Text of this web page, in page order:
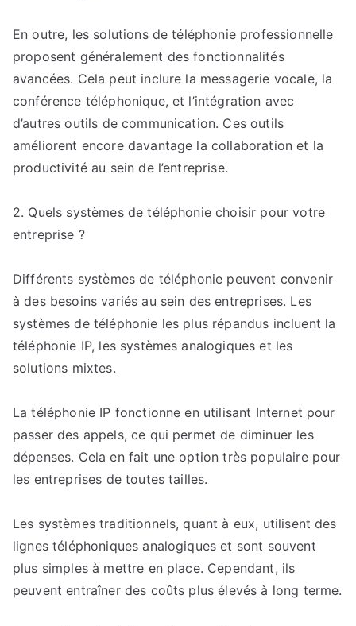
En outre, les solutions de téléphonie professionnelle
proposent généralement des fonctionnalités
avancées. Cela peut inclure la messagerie vocale, la
conférence téléphonique, et l’intégration avec
d’autres outils de communication. Ces outils
améliorent encore davantage la collaboration et la
productivité au sein de l’entreprise.
2. Quels systèmes de téléphonie choisir pour votre
entreprise ?
Différents systèmes de téléphonie peuvent convenir
à des besoins variés au sein des entreprises. Les
systèmes de téléphonie les plus répandus incluent la
téléphonie IP, les systèmes analogiques et les
solutions mixtes.
La téléphonie IP fonctionne en utilisant Internet pour
passer des appels, ce qui permet de diminuer les
dépenses. Cela en fait une option très populaire pour
les entreprises de toutes tailles.
Les systèmes traditionnels, quant à eux, utilisent des
lignes téléphoniques analogiques et sont souvent
plus simples à mettre en place. Cependant, ils
peuvent entraîner des coûts plus élevés à long terme.